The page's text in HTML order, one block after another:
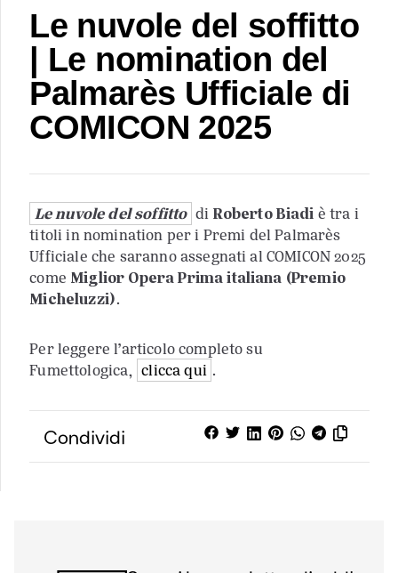
Le nuvole del soffitto
| Le nomination del
Palmarès Ufficiale di
COMICON 2025
Le nuvole del soffitto di Roberto Biadi è tra i
titoli in nomination per i Premi del Palmarès
Ufficiale che saranno assegnati al COMICON 2025
come Miglior Opera Prima italiana (Premio
Micheluzzi).
Per leggere l’articolo completo su
Fumettologica, clicca qui .
Condividi